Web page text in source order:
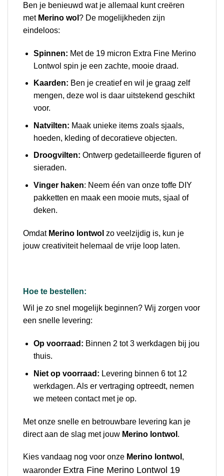
Ben je benieuwd wat je allemaal kunt creëren
met Merino wol ? De mogelijkheden zijn
eindeloos:
Spinnen: Met de 19 micron Extra Fine Merino
Lontwol spin je een zachte, mooie draad.
Kaarden: Ben je creatief en wil je graag zelf
mengen, deze wol is daar uitstekend geschikt
voor.
Natvilten: Maak unieke items zoals sjaals,
hoeden, kleding of decoratieve objecten.
Droogvilten: Ontwerp gedetailleerde figuren of
sieraden.
Vinger haken: Neem één van onze toffe DIY
pakketten en maak een mooie muts, sjaal of
deken.
Omdat Merino lontwol zo veelzijdig is, kun je
jouw creativiteit helemaal de vrije loop laten.
Hoe te bestellen:
Wil je zo snel mogelijk beginnen? Wij zorgen voor
een snelle levering:
Op voorraad: Binnen 2 tot 3 werkdagen bij jou
thuis.
Niet op voorraad: Levering binnen 6 tot 12
werkdagen. Als er vertraging optreedt, nemen
we meteen contact met je op.
Met onze snelle en betrouwbare levering kan je
direct aan de slag met jouw Merino lontwol .
Kies vandaag nog voor onze Merino lontwol ,
waaronder Extra Fine Merino Lontwol 19